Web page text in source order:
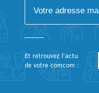
Et retrouvez l’actu
de votre comcom :